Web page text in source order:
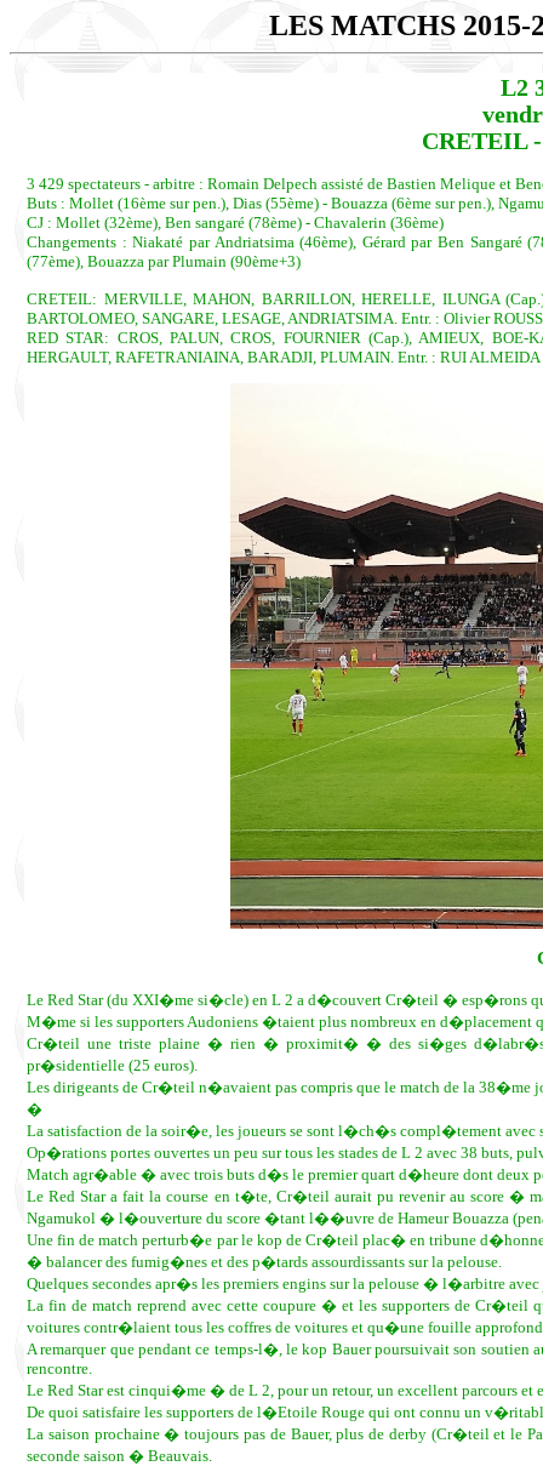
LES MATCHS
L2
CRETEIL
3 429 spectateurs - arbitre : Romain Delpech assisté de Bastien Melique et
Buts : Mollet (16ème sur pen.), Dias (55ème) - Bouazza (6ème sur pen.),
CJ : Mollet (32ème), Ben sangaré (78ème) - Chavalerin (36ème)
Changements : Niakaté par Andriatsima (46ème), Gérard par Ben
(77ème), Bouazza par Plumain (90ème+3)
CRETEIL: MERVILLE, MAHON, BARRILLON, HERELLE, ILUNGA
BARTOLOMEO, SANGARE, LESAGE, ANDRIATSIMA. Entr. : Olivier
RED STAR: CROS, PALUN, CROS, FOURNIER (Cap.), AMIEUX,
HERGAULT, RAFETRANIAINA, BARADJI, PLUMAIN. Entr. : RUI ALMEIDA
Le Red Star (du XXI�me si�cle) en L 2 a d�couvert Cr�teil � esp�rons
M�me si les supporters Audoniens �taient plus nombreux en
Cr�teil une triste plaine � rien � proximit� � des si�ges
pr�sidentielle (25 euros).
Les dirigeants de Cr�teil n�avaient pas compris que le match de la 38�me
�
La satisfaction de la soir�e, les joueurs se sont l�ch�s compl�tement
Op�rations portes ouvertes un peu sur tous les stades de L 2 avec 38 buts,
Match agr�able � avec trois buts d�s le premier quart d�heure dont deux
Le Red Star a fait la course en t�te, Cr�teil aurait pu revenir au score �
Ngamukol � l�ouverture du score �tant l��uvre de Hameur Bouazza
Une fin de match perturb�e par le kop de Cr�teil plac� en tribune
� balancer des fumig�nes et des p�tards assourdissants sur la pelouse.
Quelques secondes apr�s les premiers engins sur la pelouse � l�arbitre
La fin de match reprend avec cette coupure � et les supporters de
voitures contr�laient tous les coffres de voitures et qu�une fouille
A remarquer que pendant ce temps-l�, le kop Bauer poursuivait son
rencontre.
Le Red Star est cinqui�me � de L 2, pour un retour, un excellent
De quoi satisfaire les supporters de l�Etoile Rouge qui ont connu un
La saison prochaine � toujours pas de Bauer, plus de derby (Cr�teil et le
seconde saison � Beauvais.